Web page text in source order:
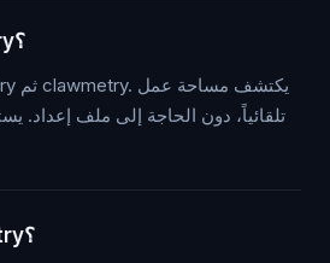
كيف أُثبّت ClawMetry؟
ماذا يراقب ClawMetry؟